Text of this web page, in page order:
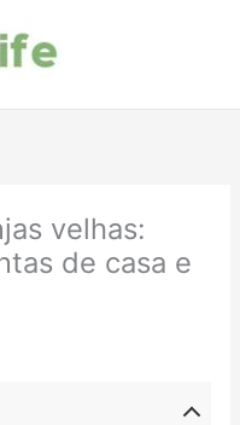
velhas:
de casa e